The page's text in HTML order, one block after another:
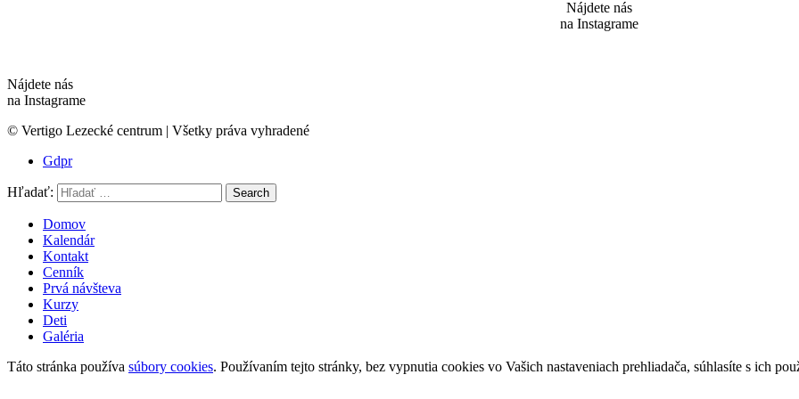
Nájdete nás
na Instagrame
Nájdete nás
na Instagrame
© Vertigo Lezecké centrum | Všetky práva vyhradené
Gdpr
Hľadať: Search
Domov
Kalendár
Kontakt
Cenník
Prvá návšteva
Kurzy
Deti
Galéria
Táto stránka používa súbory cookies. Používaním tejto stránky, bez vypnutia cookies vo Vašich nastaveniach prehliadača, súhlasíte s ich